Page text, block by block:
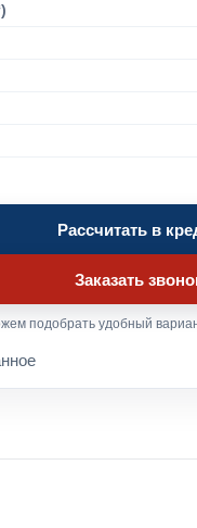
Рассчитать в
Заказать
подобрать удобный